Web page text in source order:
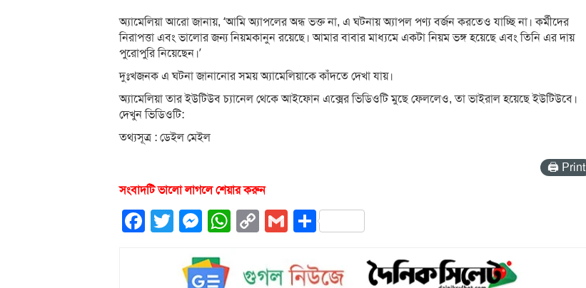
অ্যামেলিয়া আরো জানায়, ‘আমি অ্যাপলের অন্ধ ভক্ত না, এ ঘটনায় অ্যাপল পণ্য বর্জন করতেও যাচ্ছি না। কর্মীদের
নিরাপত্তা এবং ভালোর জন্য নিয়মকানুন রয়েছে। আমার বাবার মাধ্যমে একটা নিয়ম ভঙ্গ হয়েছে এবং তিনি এর দায়
পুরোপুরি নিয়েছেন।’
দুঃখজনক এ ঘটনা জানানোর সময় অ্যামেলিয়াকে কাঁদতে দেখা যায়।
অ্যামেলিয়া তার ইউটিউব চ্যানেল থেকে আইফোন এক্সের ভিডিওটি মুছে ফেললেও, তা ভাইরাল হয়েছে ইউটিউবে।
দেখুন ভিডিওটি:
তথ্যসূত্র : ডেইল মেইল
🖨 Print
সংবাদটি ভালো লাগলে শেয়ার করুন
Facebook
Twitter
Messenger
WhatsApp
CopyGmailShare